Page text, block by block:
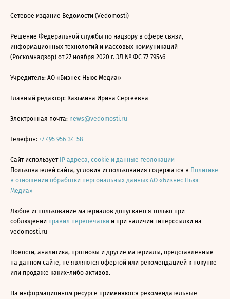
Сетевое издание Ведомости (Vedomosti)
Решение Федеральной службы по надзору в сфере связи,
информационных технологий и массовых коммуникаций
(Роскомнадзор) от 27 ноября 2020 г. ЭЛ № ФС 77-79546
Учредитель: АО «Бизнес Ньюс Медиа»
Главный редактор: Казьмина Ирина Сергеевна
Электронная почта: news@vedomosti.ru
Телефон: +7 495 956-34-58
Сайт использует IP адреса, cookie и данные геолокации
Пользователей сайта, условия использования содержатся в Политике
в отношении обработки персональных данных АО «Бизнес Ньюс
Медиа»
Любое использование материалов допускается только при
соблюдении правил перепечатки и при наличии гиперссылки на
vedomosti.ru
Новости, аналитика, прогнозы и другие материалы, представленные
на данном сайте, не являются офертой или рекомендацией к покупке
или продаже каких-либо активов.
На информационном ресурсе применяются рекомендательные